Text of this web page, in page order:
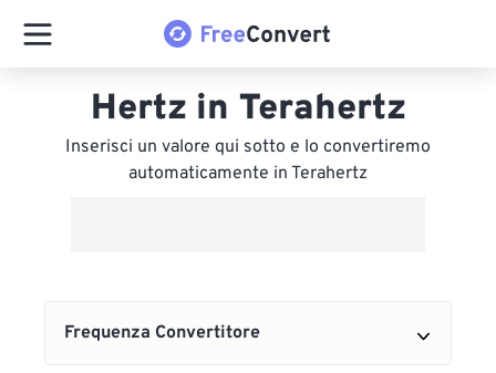
Hertz in Terahertz
Inserisci un valore qui sotto e lo convertiremo
automaticamente in Terahertz